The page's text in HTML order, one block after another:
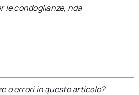
le condoglianze, nda
o errori in questo articolo?